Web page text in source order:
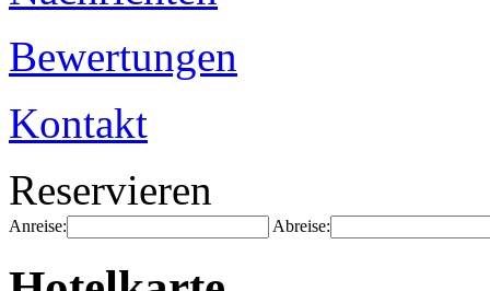
Bewertungen
Kontakt
Reservieren
Anreise: Abreise: